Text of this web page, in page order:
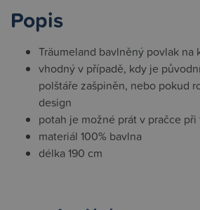
Popis
Träumeland bavlněný povlak na
vhodný v případě, kdy je
polštáře zašpiněn, nebo pokud
design
potah je možné prát v pračce při
materiál 100% bavlna
délka 190 cm